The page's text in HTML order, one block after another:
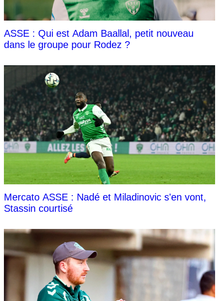
ASSE : Qui est Adam Baallal, petit nouveau
dans le groupe pour Rodez ?
Mercato ASSE : Nadé et Miladinovic s'en vont,
Stassin courtisé